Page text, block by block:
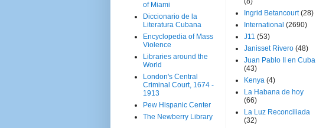
of Miami
Diccionario de la
Literatura Cubana
Encyclopedia of Mass
Violence
Libraries around the
World
London's Central
Criminal Court, 1674 -
1913
Pew Hispanic Center
The Newberry Library
Ingrid Betancourt (28)
International (2690)
J11 (53)
Janisset Rivero (48)
Juan Pablo II en Cuba
(43)
Kenya (4)
La Habana de hoy
(66)
La Luz Reconciliada
(32)